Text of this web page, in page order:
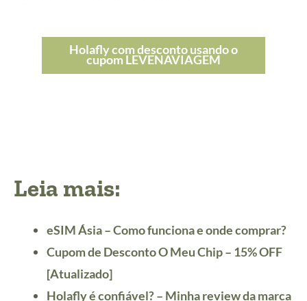
Holafly com desconto usando o
cupom LEVENAVIAGEM
Leia mais:
eSIM Ásia – Como funciona e onde comprar?
Cupom de Desconto O Meu Chip – 15% OFF
[Atualizado]
Holafly é confiável? – Minha review da marca